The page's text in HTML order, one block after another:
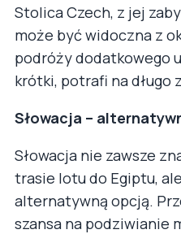
Stolica Czech, z jej
może być widoczna z
podróży dodatkowego
krótki, potrafi na długo
Słowacja –
Słowacja nie zawsze
trasie lotu do Egiptu,
alternatywną opcją.
szansa na podziwianie